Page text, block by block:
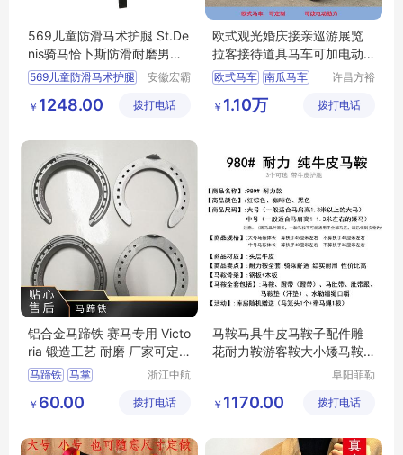
569儿童防滑马术护腿 St.De
nis骑马恰卜斯防滑耐磨男女
同款
569儿童防滑马术护腿
安徽宏霸
有限公司
￥ 1248.00 拨打电话
欧式观光婚庆接亲巡游展览
拉客接待道具马车可加电动
助力
欧式马车 南瓜马车
许昌方裕
限公司
￥ 1.10万 拨打电话
铝合金马蹄铁 赛马专用 Victo
ria 锻造工艺 耐磨 厂家可定
制
马蹄铁 马掌
浙江中航
有限公司
￥ 60.00 拨打电话
马鞍马具牛皮马鞍子配件雕
花耐力鞍游客鞍大小矮马鞍
阜阳菲勒
公司
￥ 1170.00 拨打电话